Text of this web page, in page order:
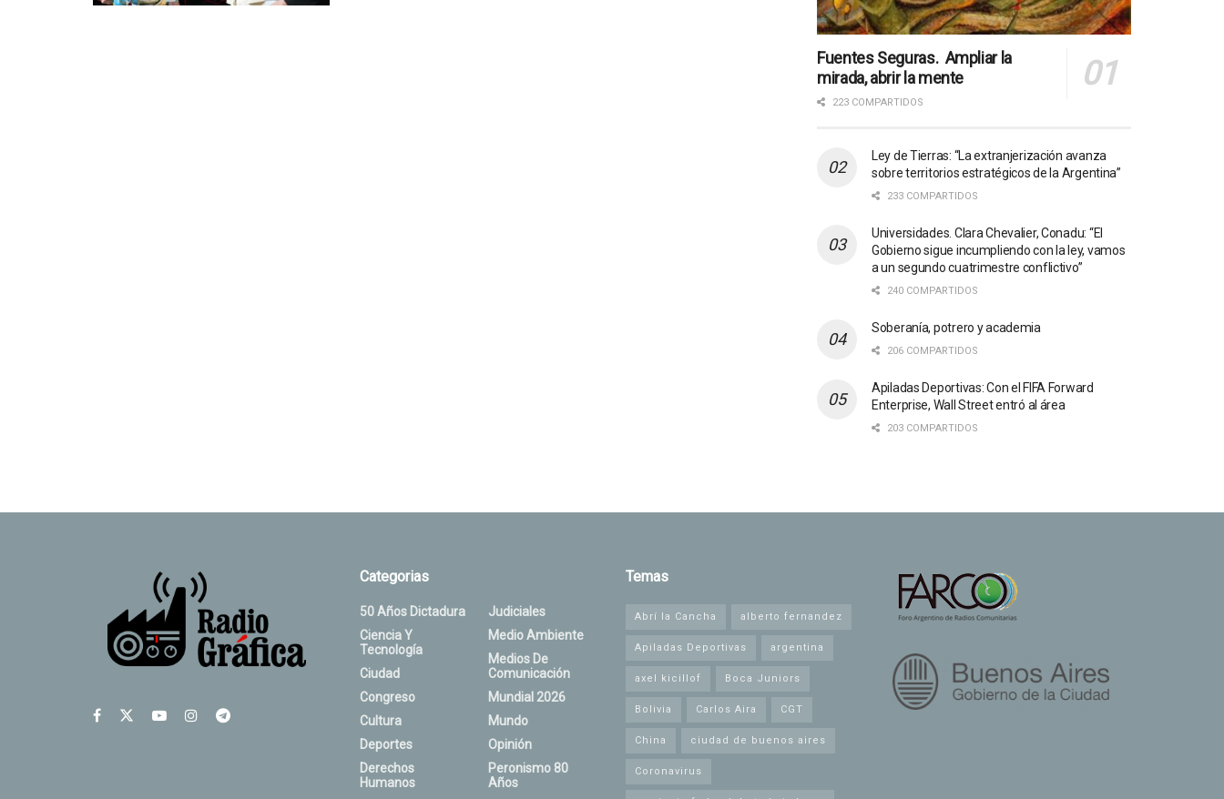
Fuentes Seguras. Ampliar la
mirada, abrir la mente
223 COMPARTIDOS
Ley de Tierras: “La extranjerización avanza
sobre territorios estratégicos de la Argentina”
233 COMPARTIDOS
Universidades. Clara Chevalier, Conadu: “El
Gobierno sigue incumpliendo con la ley, vamos
a un segundo cuatrimestre conflictivo”
240 COMPARTIDOS
Soberanía, potrero y academia
206 COMPARTIDOS
Apiladas Deportivas: Con el FIFA Forward
Enterprise, Wall Street entró al área
203 COMPARTIDOS
Categorias
50 Años Dictadura
Ciencia Y
Tecnología
Ciudad
Congreso
Cultura
Deportes
Derechos
Humanos
Judiciales
Medio Ambiente
Medios De
Comunicación
Mundial 2026
Mundo
Opinión
Peronismo 80
Años
Temas
Abrí la Cancha alberto fernandez
Apiladas Deportivas argentina
axel kicillof Boca Juniors
Bolivia Carlos Aira CGT
China ciudad de buenos aires
Coronavirus